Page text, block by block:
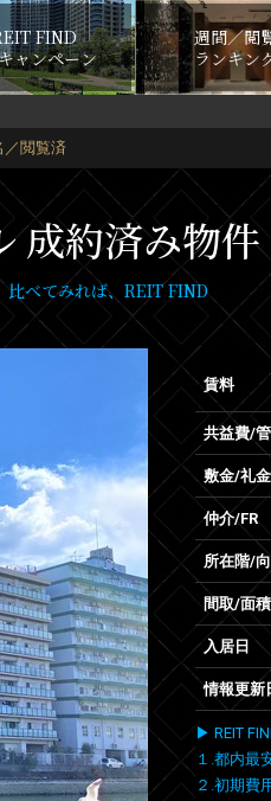
FIND
ャンペーン
週間／閲
ランキン
／閲覧済
成約済み物
べてみれば、REIT FIND
賃料
共益費/
敷金/礼金
仲介/FR
所在階/
間取/面積
入居日
情報更新
▶ REIT
１.都内最
２.初期費